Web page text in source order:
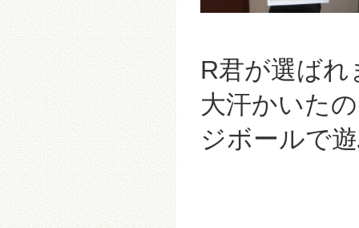
R君が選ばれ
大汗かいた
ジボールで